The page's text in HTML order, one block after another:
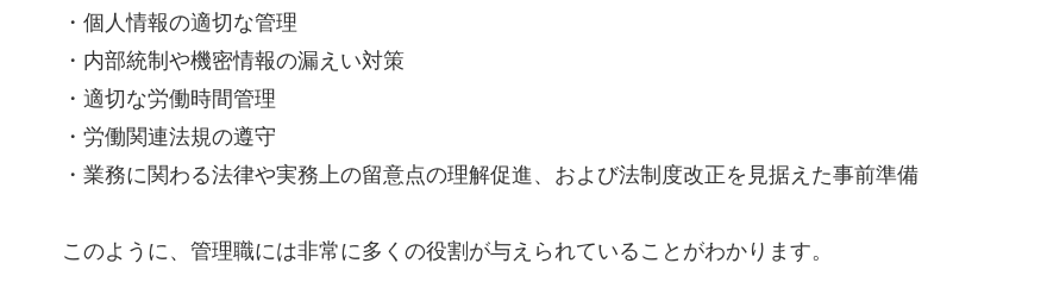
・個人情報の適切な管理
・内部統制や機密情報の漏えい対策
・適切な労働時間管理
・労働関連法規の遵守
・業務に関わる法律や実務上の留意点の理解促進、および法制度改正を見据えた事前準備
このように、管理職には非常に多くの役割が与えられていることがわかります。